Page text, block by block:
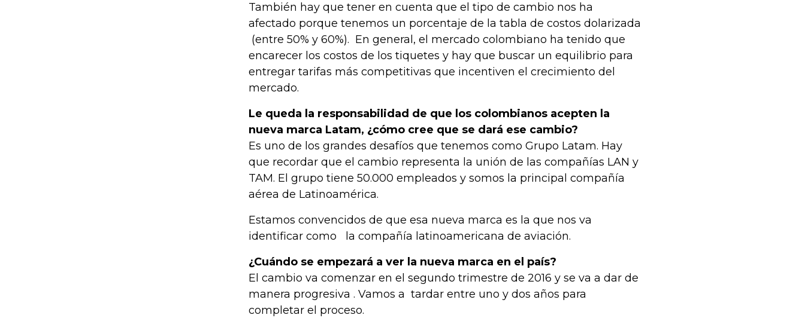
También hay que tener en cuenta que el tipo de cambio nos ha
afectado porque tenemos un porcentaje de la tabla de costos dolarizada
(entre 50% y 60%). En general, el mercado colombiano ha tenido que
encarecer los costos de los tiquetes y hay que buscar un equilibrio para
entregar tarifas más competitivas que incentiven el crecimiento del
mercado.
Le queda la responsabilidad de que los colombianos acepten la
nueva marca Latam, ¿cómo cree que se dará ese cambio?
Es uno de los grandes desafíos que tenemos como Grupo Latam. Hay
que recordar que el cambio representa la unión de las compañías LAN y
TAM. El grupo tiene 50.000 empleados y somos la principal compañía
aérea de Latinoamérica.
Estamos convencidos de que esa nueva marca es la que nos va
identificar como la compañía latinoamericana de aviación.
¿Cuándo se empezará a ver la nueva marca en el país?
El cambio va comenzar en el segundo trimestre de 2016 y se va a dar de
manera progresiva . Vamos a tardar entre uno y dos años para
completar el proceso.